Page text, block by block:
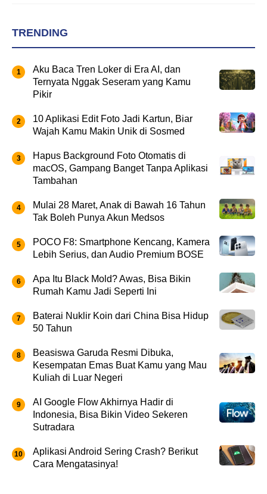
TRENDING
Aku Baca Tren Loker di Era AI, dan
Ternyata Nggak Seseram yang Kamu
Pikir
10 Aplikasi Edit Foto Jadi Kartun, Biar
Wajah Kamu Makin Unik di Sosmed
Hapus Background Foto Otomatis di
macOS, Gampang Banget Tanpa Aplikasi
Tambahan
Mulai 28 Maret, Anak di Bawah 16 Tahun
Tak Boleh Punya Akun Medsos
POCO F8: Smartphone Kencang, Kamera
Lebih Serius, dan Audio Premium BOSE
Apa Itu Black Mold? Awas, Bisa Bikin
Rumah Kamu Jadi Seperti Ini
Baterai Nuklir Koin dari China Bisa Hidup
50 Tahun
Beasiswa Garuda Resmi Dibuka,
Kesempatan Emas Buat Kamu yang Mau
Kuliah di Luar Negeri
AI Google Flow Akhirnya Hadir di
Indonesia, Bisa Bikin Video Sekeren
Sutradara
Aplikasi Android Sering Crash? Berikut
Cara Mengatasinya!